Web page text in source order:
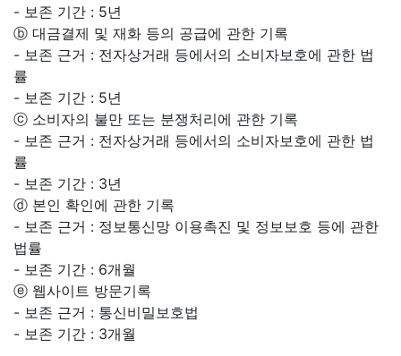
- 보존 기간 : 5년
ⓑ 대금결제 및 재화 등의 공급에 관한 기록
- 보존 근거 : 전자상거래 등에서의 소비자보호에 관한 법
률
- 보존 기간 : 5년
ⓒ 소비자의 불만 또는 분쟁처리에 관한 기록
- 보존 근거 : 전자상거래 등에서의 소비자보호에 관한 법
률
- 보존 기간 : 3년
ⓓ 본인 확인에 관한 기록
- 보존 근거 : 정보통신망 이용촉진 및 정보보호 등에 관한
법률
- 보존 기간 : 6개월
ⓔ 웹사이트 방문기록
- 보존 근거 : 통신비밀보호법
- 보존 기간 : 3개월